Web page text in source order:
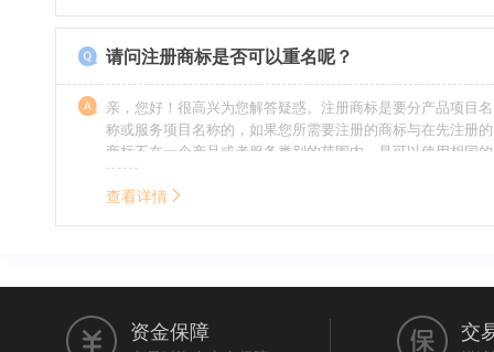
请问注册商标是否可以重名呢？
亲，您好！很高兴为您解答疑惑。注册商标是要分产品项目名
称或服务项目名称的，如果您所需要注册的商标与在先注册的
商标不在一个产品或者服务类别的范围内，是可以使用相同的
名称的。希望我的回答能帮到您。
查看详情
资金保障 交